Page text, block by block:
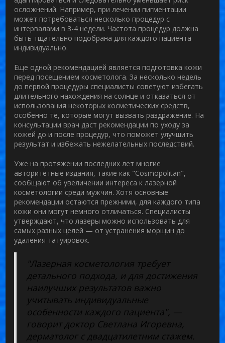
осложнений. Например, при лечении пигментации
может потребоваться несколько процедур с
интервалами в 3-4 недели. Частота процедур должна
быть тщательно подобрана для каждого пациента
индивидуально.
Еще одной рекомендацией является подготовка кожи
перед посещением косметолога. За несколько недель
до первой процедуры специалисты советуют избегать
длительного нахождения на солнце и отказаться от
использования некоторых косметических средств,
особенно те, которые могут вызвать раздражение. На
консультации врач даст рекомендации по уходу за
кожей до и после процедур, что поможет улучшить
результат и избежать нежелательных последствий.
Уже на протяжении последних лет многие
авторитетные издания, такие как "Cosmopolitan",
сообщают об увеличении интереса к лазерной
косметологии среди мужчин. Хотя основные
рекомендации остаются прежними, для каждого типа
кожи они могут немного отличаться. Специалисты
утверждают, что лазеры можно использовать для
самых разных целей — от устранения морщин до
удаления татуировок.
"Лазерная косметология требует
детального подхода, и для достижения
наилучших результатов важно
учитывать индивидуальные
особенности каждого пациента", —
говорит доктор Светлана Игоревна,
дерматолог с двадцатилетним стажем.